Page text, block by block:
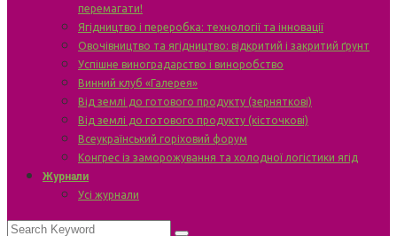
перемагати!
Ягідництво і переробка: технології та інновації
Овочівництво та ягідництво: відкритий і закритий ґрунт
Успішне виноградарство і виноробство
Винний клуб «Галерея»
Від землі до готового продукту (зерняткові)
Від землі до готового продукту (кісточкові)
Всеукраїнський горіховий форум
Конгрес із заморожування та холодної логістики ягід
Журнали
Усі журнали